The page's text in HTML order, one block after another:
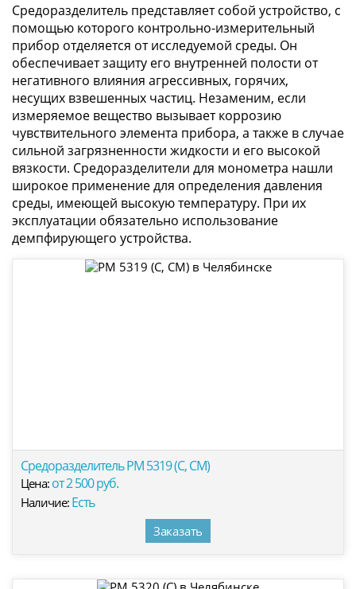
Средоразделитель представляет собой устройство, с
помощью которого контрольно-измерительный
прибор отделяется от исследуемой среды. Он
обеспечивает защиту его внутренней полости от
негативного влияния агрессивных, горячих,
несущих взвешенных частиц. Незаменим, если
измеряемое вещество вызывает коррозию
чувствительного элемента прибора, а также в случае
сильной загрязненности жидкости и его высокой
вязкости. Средоразделители для монометра нашли
широкое применение для определения давления
среды, имеющей высокую температуру. При их
эксплуатации обязательно использование
демпфирующего устройства.
Средоразделитель РМ 5319 (С, СМ)
Цена: от 2 500 руб.
Наличие: Есть
Заказать